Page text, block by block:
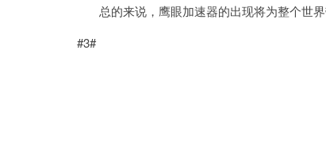
总的来说，鹰眼加速器的出现将为整个世界
#3#